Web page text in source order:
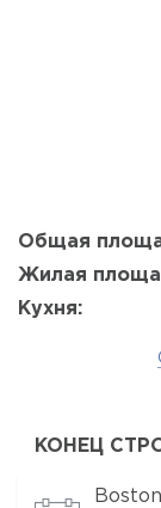
Общая
Жилая
Кухня:
КОНЕЦ